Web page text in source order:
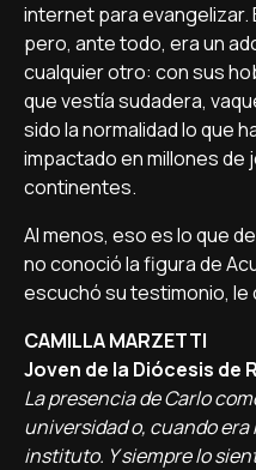
internet para evangelizar.
pero, ante todo, era un
cualquier otro: con sus
que vestía sudadera,
sido la normalidad lo que
impactado en millones de
continentes.
Al menos, eso es lo que
no conoció la figura de
escuchó su testimonio, le
CAMILLA MARZETTI
Joven de la Diócesis de
La presencia de Carlo
universidad o, cuando
instituto. Y siempre lo